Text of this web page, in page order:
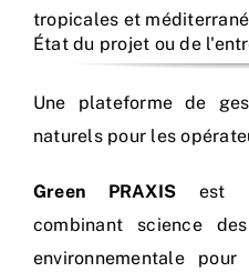
tropicales et
État du projet ou de
Une plateforme de
naturels pour les
Green PRAXIS est
combinant science
environnementale